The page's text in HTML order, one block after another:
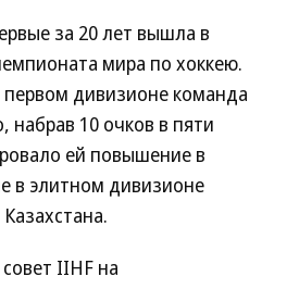
за 20 лет вышла в
мира по хоккею.
первом дивизионе команда
набрав 10 очков в пяти
ей повышение в
в элитном дивизионе
IIHF на